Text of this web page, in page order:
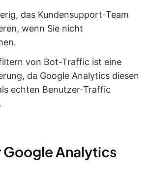
das Kundensupport-Team
wenn Sie nicht
von Bot-Traffic ist eine
da Google Analytics diesen
echten Benutzer-Traffic
Google Analytics